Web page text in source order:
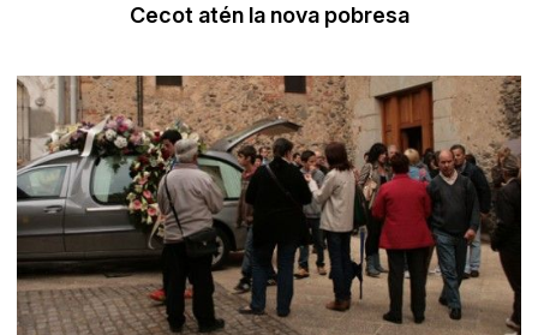
Cecot atén la nova pobresa